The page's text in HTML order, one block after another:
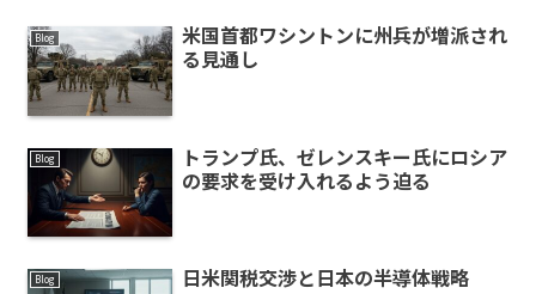
Blog
米国首都ワシントンに州兵が増派され
る見通し
Blog
トランプ氏、ゼレンスキー氏にロシア
の要求を受け入れるよう迫る
Blog 日米関税交渉と日本の半導体戦略